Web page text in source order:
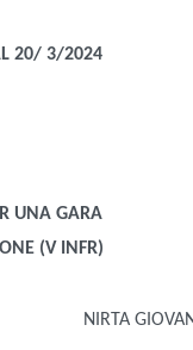
20/ 3/2024
UNA GARA
(V INFR)
NIRTA